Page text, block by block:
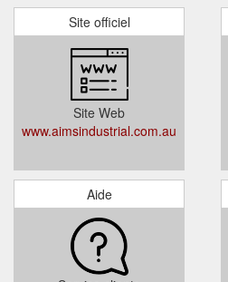
AIMS Industrial
Informations sur le
Site Web, numéro de téléphone et
pour AIMS Industrial Supplies.
Site officiel